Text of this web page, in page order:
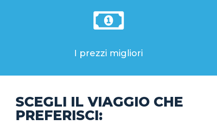
I prezzi migliori
SCEGLI IL VIAGGIO CHE
PREFERISCI: